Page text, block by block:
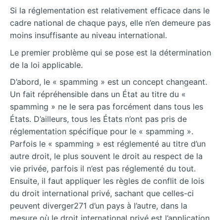
Si la réglementation est relativement efficace dans le
cadre national de chaque pays, elle n’en demeure pas
moins insuffisante au niveau international.
Le premier problème qui se pose est la détermination
de la loi applicable.
D’abord, le « spamming » est un concept changeant.
Un fait répréhensible dans un État au titre du «
spamming » ne le sera pas forcément dans tous les
États. D’ailleurs, tous les États n’ont pas pris de
réglementation spécifique pour le « spamming ».
Parfois le « spamming » est réglementé au titre d’un
autre droit, le plus souvent le droit au respect de la
vie privée, parfois il n’est pas réglementé du tout.
Ensuite, il faut appliquer les règles de conflit de lois
du droit international privé, sachant que celles-ci
peuvent diverger271 d’un pays à l’autre, dans la